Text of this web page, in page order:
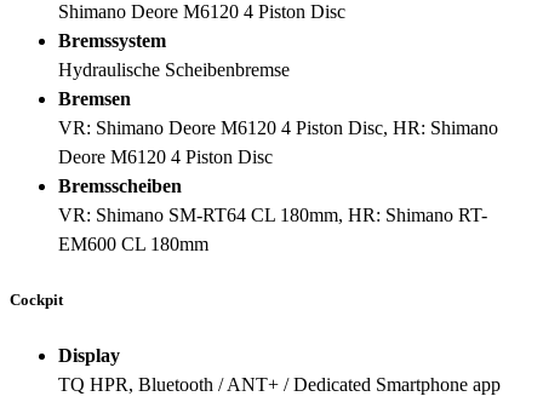
Shimano Deore M6120 4 Piston Disc
Bremssystem
Hydraulische Scheibenbremse
Bremsen
VR: Shimano Deore M6120 4 Piston Disc, HR: Shimano
Deore M6120 4 Piston Disc
Bremsscheiben
VR: Shimano SM-RT64 CL 180mm, HR: Shimano RT-
EM600 CL 180mm
Cockpit
Display
TQ HPR, Bluetooth / ANT+ / Dedicated Smartphone app